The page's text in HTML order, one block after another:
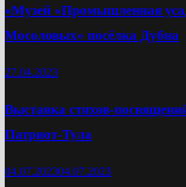
«Музей «Промышленная
Мосоловых» посёлка Дубна
27.04.2023
Выставка стихов-
Патриот-Тула
04.07.202304.07.2023